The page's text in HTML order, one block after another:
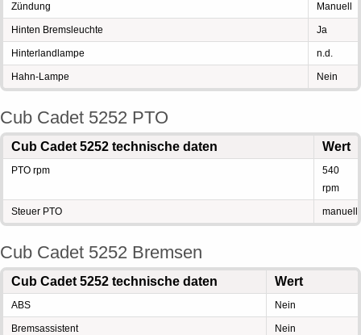
Zündung Manuell
Hinten Bremsleuchte Ja
Hinterlandlampe n.d.
Hahn-Lampe Nein
Cub Cadet 5252 PTO
Cub Cadet 5252 technische daten Wert
PTO rpm
540
rpm
Steuer PTO manuell
Cub Cadet 5252 Bremsen
Cub Cadet 5252 technische daten Wert
ABS Nein
Bremsassistent Nein